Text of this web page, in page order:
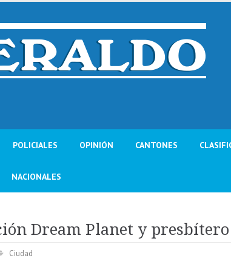
POLICIALES OPINIÓN CANTONES
NACIONALES
Dream Planet y presbítero
Ciudad